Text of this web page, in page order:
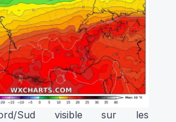
Sud visible sur les